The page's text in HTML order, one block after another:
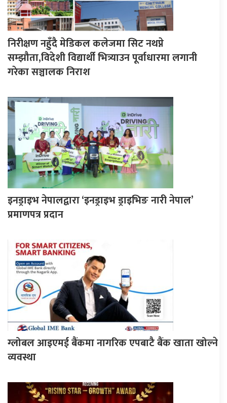
निरीक्षण नहुँदै मेडिकल कलेजमा सिट नथप्ने
सम्झौता,विदेशी विद्यार्थी भित्र्याउन पूर्वाधारमा लगानी
गरेका सञ्चालक निराश
इनड्राइभ नेपालद्वारा ‘इनड्राइभ ड्राइभिङ नारी नेपाल’
प्रमाणपत्र प्रदान
ग्लोबल आइएमई बैंकमा नागरिक एपबाटै बैंक खाता खोल्ने
व्यवस्था